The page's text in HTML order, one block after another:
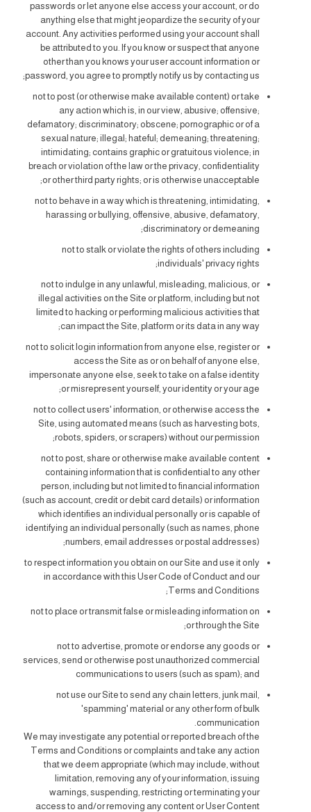
passwords or let anyone else access your account, or do
anything else that might jeopardize the security of your
account. Any activities performed using your account shall
be attributed to you. If you know or suspect that anyone
other than you knows your user account information or
password, you agree to promptly notify us by contacting us;
not to post (or otherwise make available content) or take
any action which is, in our view, abusive; offensive;
defamatory; discriminatory; obscene; pornographic or of a
sexual nature; illegal; hateful; demeaning; threatening;
intimidating; contains graphic or gratuitous violence; in
breach or violation of the law or the privacy, confidentiality
or other third party rights; or is otherwise unacceptable;
not to behave in a way which is threatening, intimidating,
harassing or bullying, offensive, abusive, defamatory,
discriminatory or demeaning;
not to stalk or violate the rights of others including
individuals' privacy rights;
not to indulge in any unlawful, misleading, malicious, or
illegal activities on the Site or platform, including but not
limited to hacking or performing malicious activities that
can impact the Site, platform or its data in any way;
not to solicit login information from anyone else, register or
access the Site as or on behalf of anyone else,
impersonate anyone else, seek to take on a false identity
or misrepresent yourself, your identity or your age;
not to collect users' information, or otherwise access the
Site, using automated means (such as harvesting bots,
robots, spiders, or scrapers) without our permission;
not to post, share or otherwise make available content
containing information that is confidential to any other
person, including but not limited to financial information
(such as account, credit or debit card details) or information
which identifies an individual personally or is capable of
identifying an individual personally (such as names, phone
numbers, email addresses or postal addresses);
to respect information you obtain on our Site and use it only
in accordance with this User Code of Conduct and our
Terms and Conditions;
not to place or transmit false or misleading information on
or through the Site;
not to advertise, promote or endorse any goods or
services, send or otherwise post unauthorized commercial
communications to users (such as spam); and
not use our Site to send any chain letters, junk mail,
'spamming' material or any other form of bulk
communication.
We may investigate any potential or reported breach of the
Terms and Conditions or complaints and take any action
that we deem appropriate (which may include, without
limitation, removing any of your information, issuing
warnings, suspending, restricting or terminating your
access to and/or removing any content or User Content